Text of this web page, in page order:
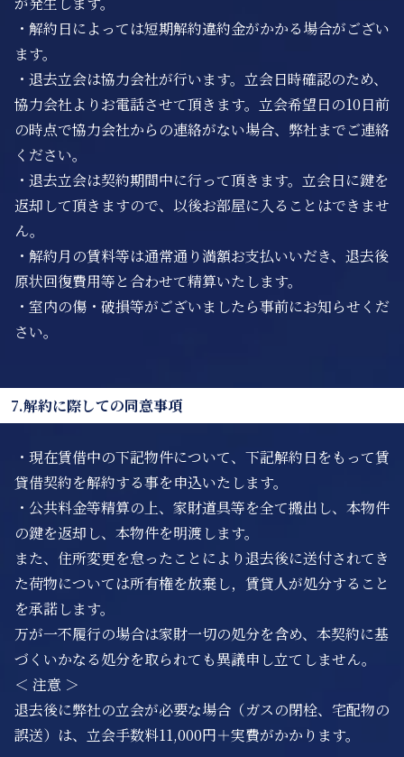
・解約日によっては短期解約違約金がかかる場合がござい
ます。
・退去立会は協力会社が行います。立会日時確認のため、
協力会社よりお電話させて頂きます。立会希望日の10日前
の時点で協力会社からの連絡がない場合、弊社までご連絡
ください。
・退去立会は契約期間中に行って頂きます。立会日に鍵を
返却して頂きますので、以後お部屋に入ることはできませ
ん。
・解約月の賃料等は通常通り満額お支払いいだき、退去後
原状回復費用等と合わせて精算いたします。
・室内の傷・破損等がございましたら事前にお知らせくだ
さい。
7.解約に際しての同意事項
・現在賃借中の下記物件について、下記解約日をもって賃
貸借契約を解約する事を申込いたします。
・公共料金等精算の上、家財道具等を全て搬出し、本物件
の鍵を返却し、本物件を明渡します。
また、住所変更を怠ったことにより退去後に送付されてき
た荷物については所有権を放棄し，賃貸人が処分すること
を承諾します。
万が一不履行の場合は家財一切の処分を含め、本契約に基
づくいかなる処分を取られても異議申し立てしません。
＜ 注意 ＞
退去後に弊社の立会が必要な場合（ガスの閉栓、宅配物の
誤送）は、立会手数料11,000円＋実費がかかります。